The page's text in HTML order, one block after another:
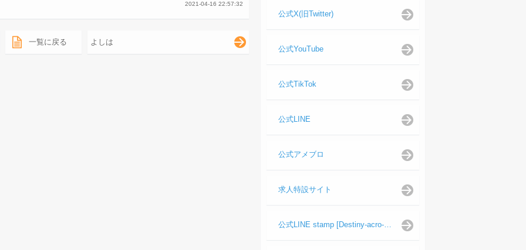
2021-04-16 22:57:32
一覧に戻る よしは
公式X(旧Twitter)
公式YouTube
公式TikTok
公式LINE
公式アメブロ
求人特設サイト
公式LINE stamp [Destiny-acro-如月龍代表]